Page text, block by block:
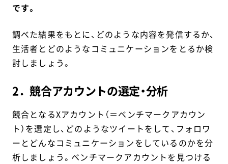
です。
調べた結果をもとに、どのような内容を発信するか、
生活者とどのようなコミュニケーションをとるか検
討しましょう。
2．競合アカウントの選定・分析
競合となるXアカウント（＝ベンチマークアカウン
ト）を選定し、どのようなツイートをして、フォロワ
ーとどんなコミュニケーションをしているのかを分
析しましょう。ベンチマークアカウントを見つける